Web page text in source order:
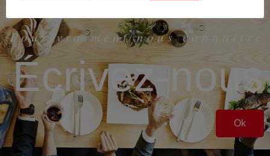
Pour vraiment nous connaitre
Écrivez-nous
Ok